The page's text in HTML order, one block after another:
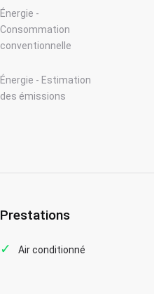
Énergie -
Consommation
conventionnelle
Énergie - Estimation
des émissions
Prestations
Air conditionné